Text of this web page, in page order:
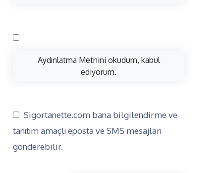
Aydınlatma Metnini okudum, kabul
ediyorum.
Sigortanette.com bana bilgilendirme ve
tanıtım amaçlı eposta ve SMS mesajları
gönderebilir.